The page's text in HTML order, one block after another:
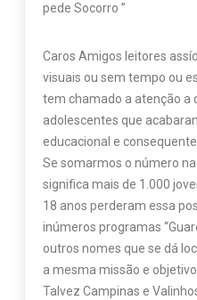
pede Socorro ”
Caros Amigos leitores
visuais ou sem tempo ou
tem chamado a atenção a
adolescentes que
educacional e
Se somarmos o número
significa mais de 1.000
18 anos perderam essa
inúmeros programas
outros nomes que se dá
a mesma missão e
Talvez Campinas e